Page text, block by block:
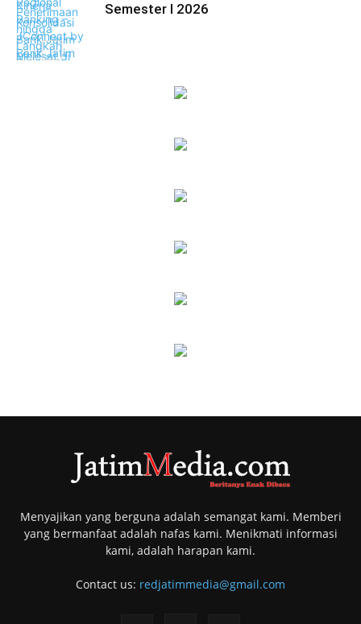
Semester I 2026
Menyajikan yang berguna adalah semangat kami. Memberi
yang bermanfaat adalah nafas kami. Menikmati informasi
kami, adalah harapan kami.
Contact us: redjatimmedia@gmail.com